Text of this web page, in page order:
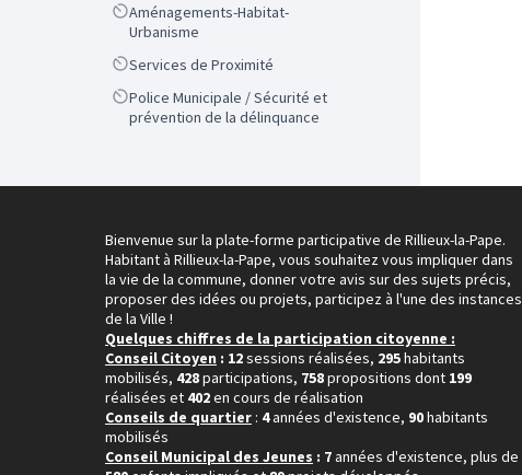
Scope
Aménagements-Habitat-
Urbanisme
ScopeServices de Proximité
Scope
Police Municipale / Sécurité et
prévention de la délinquance
Bienvenue sur la plate-forme participative de Rillieux-la-Pape.
Habitant à Rillieux-la-Pape, vous souhaitez vous impliquer dans
la vie de la commune, donner votre avis sur des sujets précis,
proposer des idées ou projets, participez à l'une des instances
de la Ville !
Quelques chiffres de la participation citoyenne :
Conseil Citoyen : 12sessions réalisées, 295habitants
mobilisés, 428participations, 758propositions dont 199
réalisées et 402en cours de réalisation
Conseils de quartier : 4années d'existence, 90habitants
mobilisés
Conseil Municipal des Jeunes : 7années d'existence, plus de